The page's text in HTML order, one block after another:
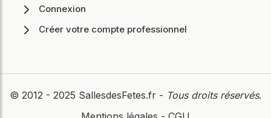
Connexion
Créer votre compte professionnel
© 2012 - 2025 SallesdesFetes.fr - Tous droits réservés.